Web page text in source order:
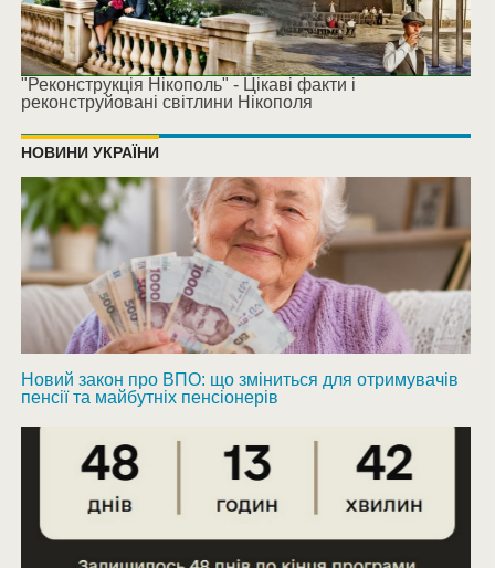
"Реконструкція Нікополь" - Цікаві факти і
реконструйовані світлини Нікополя
НОВИНИ УКРАЇНИ
Новий закон про ВПО: що зміниться для отримувачів
пенсії та майбутніх пенсіонерів